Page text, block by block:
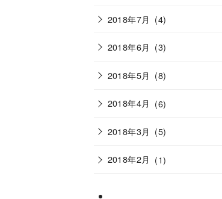
2018年7月 (4)
2018年6月 (3)
2018年5月 (8)
2018年4月 (6)
2018年3月 (5)
2018年2月 (1)